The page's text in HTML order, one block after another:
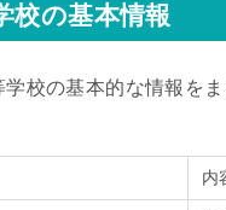
校の基本情報
校の基本的な情報をま
内